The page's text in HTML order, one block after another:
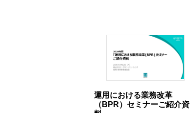
運用における業務改革
（BPR）セミナーご紹介資